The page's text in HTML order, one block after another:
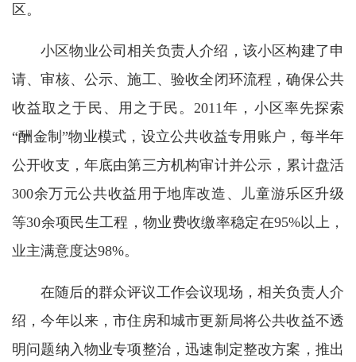
区。
小区物业公司相关负责人介绍，该小区构建了申
请、审核、公示、施工、验收全闭环流程，确保公共
收益取之于民、用之于民。2011年，小区率先探索
“酬金制”物业模式，设立公共收益专用账户，每半年
公开收支，年底由第三方机构审计并公示，累计盘活
300余万元公共收益用于地库改造、儿童游乐区升级
等30余项民生工程，物业费收缴率稳定在95%以上，
业主满意度达98%。
在随后的群众评议工作会议现场，相关负责人介
绍，今年以来，市住房和城市更新局将公共收益不透
明问题纳入物业专项整治，迅速制定整改方案，推出